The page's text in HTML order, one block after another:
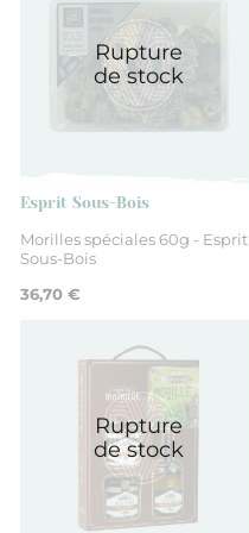
Rupture
de stock
Esprit Sous-Bois
Morilles spéciales 60g - Esprit
Sous-Bois
36,70 €
Rupture
de stock